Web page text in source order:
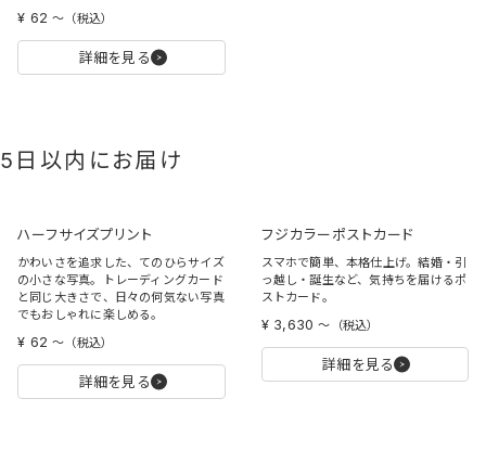
¥ 62 〜 （税込）
詳細を見る
5日以内にお届け
ハーフサイズプリント
かわいさを追求した、てのひらサイズ
の小さな写真。トレーディングカード
と同じ大きさで、日々の何気ない写真
でもおしゃれに楽しめる。
¥ 62 〜 （税込）
詳細を見る
フジカラーポストカード
スマホで簡単、本格仕上げ。結婚・引
っ越し・誕生など、気持ちを届けるポ
ストカード。
¥ 3,630 〜 （税込）
詳細を見る